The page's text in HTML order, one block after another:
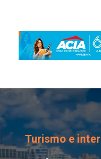
Hurb
Turismo e